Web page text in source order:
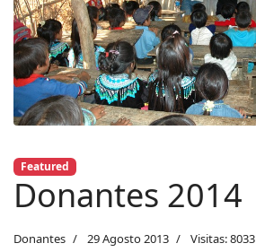
Featured
Donantes 2014
Donantes 29 Agosto 2013 Visitas: 8033